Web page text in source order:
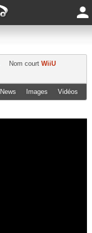
Nom court WiiU
News Images Vidéos